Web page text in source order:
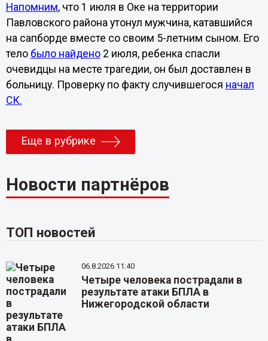
Напомним, что 1 июля в Оке на территории
Павловского района утонул мужчина, катавшийся
на сапборде вместе со своим 5-летним сыном. Его
тело было найдено2 июля, ребенка спасли
очевидцы на месте трагедии, он был доставлен в
больницу. Проверку по факту случившегося начал
СК.
Еще в рубрике
Новости партнёров
ТОП новостей
06.8.2026 11:40
Четыре человека пострадали в
результате атаки БПЛА в
Нижегородской области